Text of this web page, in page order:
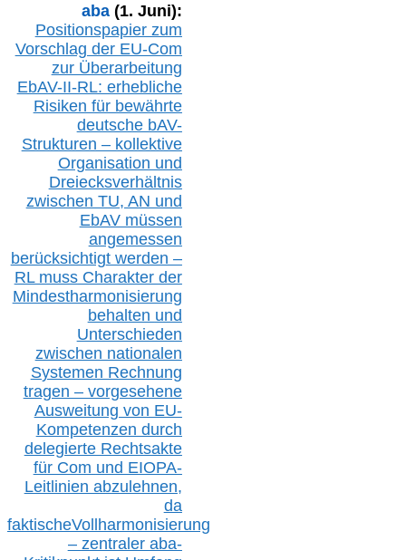
aba(1. Juni):
Positionspapier zum
Vorschlag der EU-Com
zur Überarbeitung
EbAV-II-RL: erhebliche
Risiken für bewährte
deutsche bAV-
Strukturen – kollektive
Organisation und
Dreiecksverhältnis
zwischen TU, AN und
EbAV müssen
angemessen
berücksichtigt werden –
RL mussCharakter der
Mindestharmonisierung
behalten und
Unterschieden
zwischen nationalen
Systemen Rechnung
tragen – vorgesehene
Ausweitung von EU-
Kompetenzen durch
delegierte Rechtsakte
für Com und EIOPA-
Leitlinien abzulehnen,
da
faktischeVollharmonisierung
– zentraler aba-